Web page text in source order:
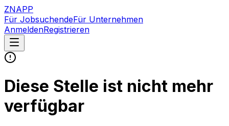
ZNAPP
Für JobsuchendeFür Unternehmen
AnmeldenRegistrieren
Diese Stelle ist nicht mehr
verfügbar